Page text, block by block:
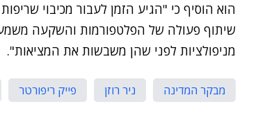
הוא הוסיף כי "הגיע הזמן לעבור מכיבוי
שיתוף פעולה של הפלטפורמות והשקעה
מניפולציות לפני שהן משבשות את המציאות".
מבקר המדינה ניר רוזן פייק ריפורטר